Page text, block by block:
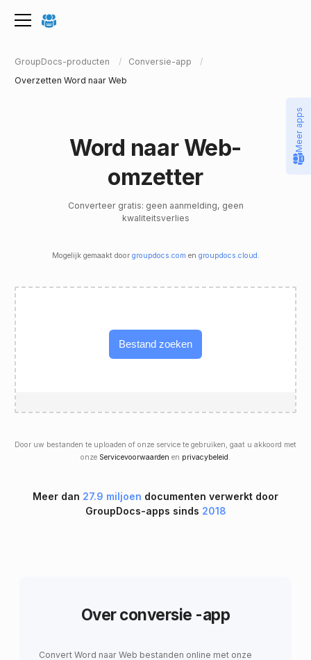
GroupDocs-producten
Conversie-app
Overzetten Word naar Web
Word naar Web-
omzetter
Converteer gratis: geen aanmelding, geen
kwaliteitsverlies
Mogelijk gemaakt door groupdocs.com en groupdocs.cloud .
Bestand zoeken
Door uw bestanden te uploaden of onze service te gebruiken, gaat u akkoord met
onze Servicevoorwaarden en privacybeleid.
Meer dan 27.9 miljoen documenten verwerkt door
GroupDocs-apps sinds 2018
Over conversie -app
Convert Word naar Web bestanden online met onze
Meer apps